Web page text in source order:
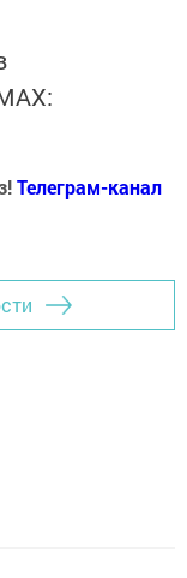
Телеграм-канал